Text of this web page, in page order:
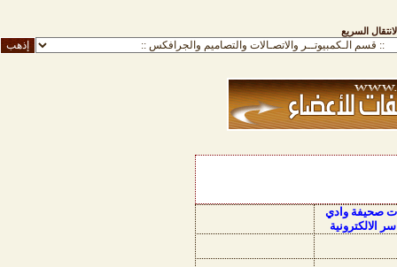
السريع
صحيفة وادي
الالكترونية